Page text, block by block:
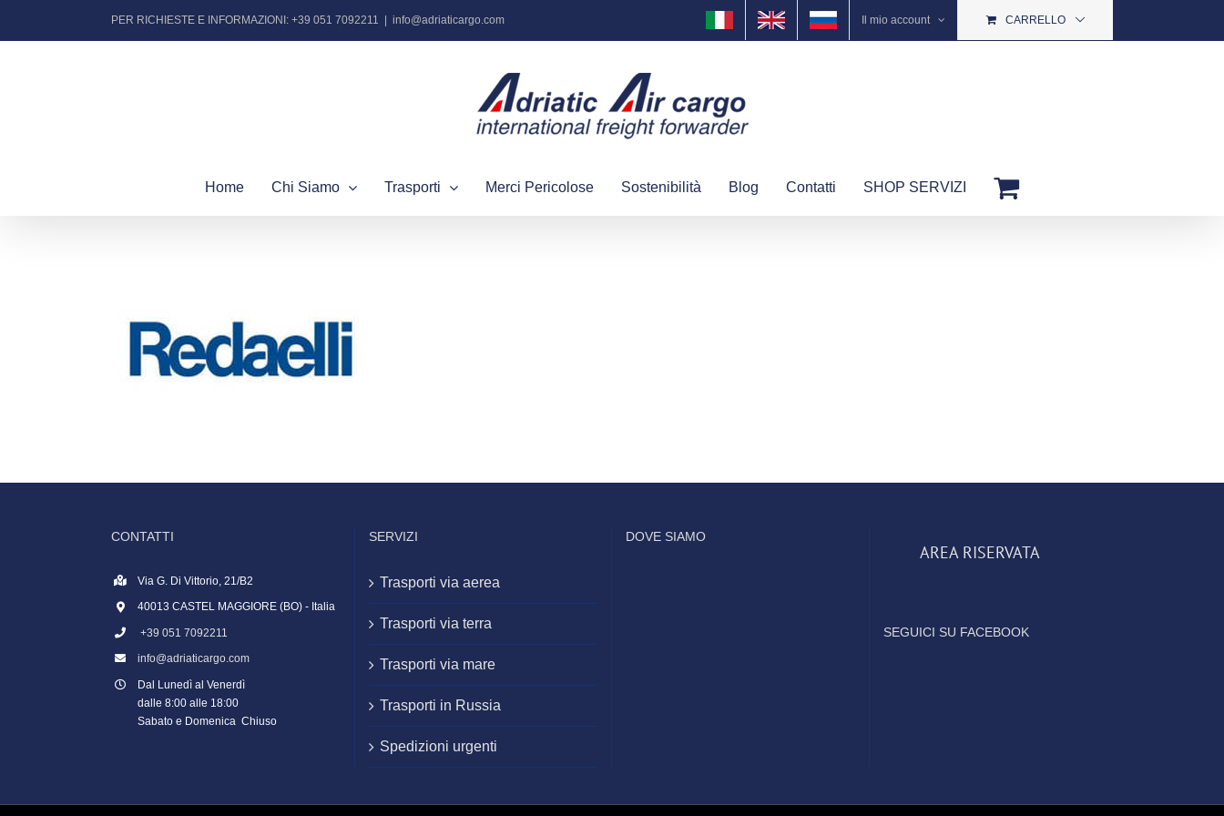
PER RICHIESTE E INFORMAZIONI: +39 051 7092211 info@adriaticargo.com Il mio account CARRELLO
Home Chi Siamo Trasporti Merci Pericolose Sostenibilità Blog Contatti SHOP SERVIZI
CONTATTI
Via G. Di Vittorio, 21/B2
40013 CASTEL MAGGIORE (BO) - Italia
+39 051 7092211
info@adriaticargo.com
Dal Lunedì al Venerdì
dalle 8:00 alle 18:00
Sabato e Domenica Chiuso
SERVIZI
Trasporti via aerea
Trasporti via terra
Trasporti via mare
Trasporti in Russia
Spedizioni urgenti
DOVE SIAMO
AREA RISERVATA
SEGUICI SU FACEBOOK